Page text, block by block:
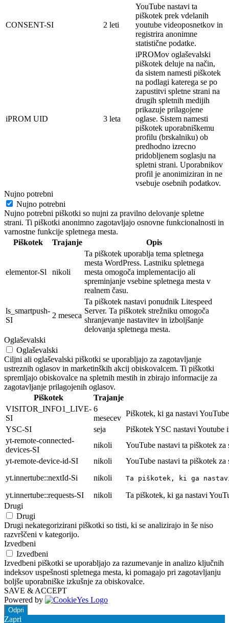
CONSENT-SI 2 leti
YouTube nastavi ta
piškotek prek vdelanih
youtube videoposnetkov in
registrira anonimne
statistične podatke.
iPROM UID 3 leta
iPROMov oglaševalski
piškotek deluje na način,
da sistem namesti piškotek
na podlagi katerega se po
zapustitvi spletne strani na
drugih spletnih medijih
prikazuje prilagojene
oglase. Sistem namesti
piškotek uporabniškemu
profilu (brskalniku) ob
predhodno izrecno
pridobljenem soglasju na
spletni strani. Uporabnikov
profil je anonimiziran in ne
vsebuje osebnih podatkov.
Nujno potrebni
Nujno potrebni
Nujno potrebni piškotki so nujni za pravilno delovanje spletne
strani. Ti piškotki anonimno zagotavljajo osnovne funkcionalnosti in
varnostne funkcije spletnega mesta.
Piškotek
Trajanje Opis
elementor-Sl nikoli
Ta piškotek uporablja tema spletnega
mesta WordPress. Lastniku spletnega
mesta omogoča implementacijo ali
spreminjanje vsebine spletnega mesta v
realnem času.
ls_smartpush-
SI
2 meseca
Ta piškotek nastavi ponudnik Litespeed
Server. Ta piškotek strežniku omogoča
shranjevanje nastavitev in izboljšanje
delovanja spletnega mesta.
Oglaševalski
Oglaševalski
Ciljni ali oglaševalski piškotki se uporabljajo za zagotavljanje
ustreznih oglasov in marketinških akcij obiskovalcem. Ti piškotki
spremljajo obiskovalce na spletnih mestih in zbirajo informacije za
zagotavljanje prilagojenih oglasov.
Piškotek
Trajanje
VISITOR_INFO1_LIVE-
SI
6
mesecev
Piškotek, ki ga nastavi
YSC-SI
seja
Piškotek YSC nastavi Youtube
yt-remote-connected-
devices-SI
nikoli
YouTube nastavi ta piškotek
yt-remote-device-id-SI
nikoli
YouTube nastavi ta piškotek
yt.innertube::nextId-Si
nikoli Ta piškotek, ki ga
yt.innertube::requests-SI nikoli
Ta piškotek, ki ga nastavi
Drugi
Drugi
Drugi nekategorizirani piškotki so tisti, ki se analizirajo in še niso
razvrščeni v kategorijo.
Izvedbeni
Izvedbeni
Izvedbeni piškotki se uporabljajo za razumevanje in analizo ključnih
indeksov uspešnosti spletnega mesta, ki pomagajo pri zagotavljanju
boljše uporabniške izkušnje za obiskovalce.
SAVE & ACCEPT
Powered by
Odpri
Zapri